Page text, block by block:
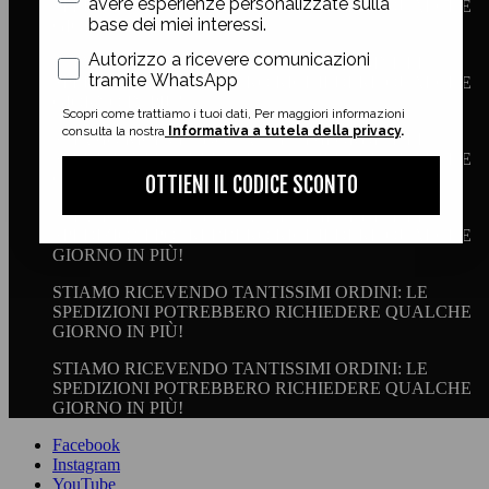
SPEDIZIONI POTREBBERO RICHIEDERE QUALCHE
GIORNO IN PIÙ!
STIAMO RICEVENDO TANTISSIMI ORDINI: LE
SPEDIZIONI POTREBBERO RICHIEDERE QUALCHE
STIAMO RICEVENDO TANTISSIMI ORDINI: LE
SPEDIZIONI POTREBBERO RICHIEDERE QUALCHE
GIORNO IN PIÙ!
STIAMO RICEVENDO TANTISSIMI ORDINI: LE
SPEDIZIONI POTREBBERO RICHIEDERE QUALCHE
GIORNO IN PIÙ!
STIAMO RICEVENDO TANTISSIMI ORDINI: LE
SPEDIZIONI POTREBBERO RICHIEDERE QUALCHE
GIORNO IN PIÙ!
STIAMO RICEVENDO TANTISSIMI ORDINI: LE
SPEDIZIONI POTREBBERO RICHIEDERE QUALCHE
GIORNO IN PIÙ!
Facebook
Instagram
YouTube
base dei miei interessi.
whatsapp
Autorizzo a ricevere comunicazioni
tramite WhatsApp
Scopri come trattiamo i tuoi dati, Per maggiori informazioni
consulta la nostra Informativa a tutela della privacy.
OTTIENI IL CODICE SCONTO